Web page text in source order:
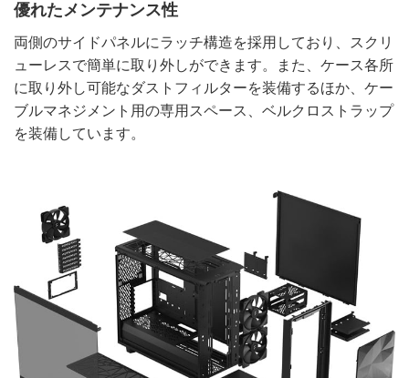
優れたメンテナンス性
両側のサイドパネルにラッチ構造を採用しており、スクリ
ューレスで簡単に取り外しができます。また、ケース各所
に取り外し可能なダストフィルターを装備するほか、ケー
ブルマネジメント用の専用スペース、ベルクロストラップ
を装備しています。